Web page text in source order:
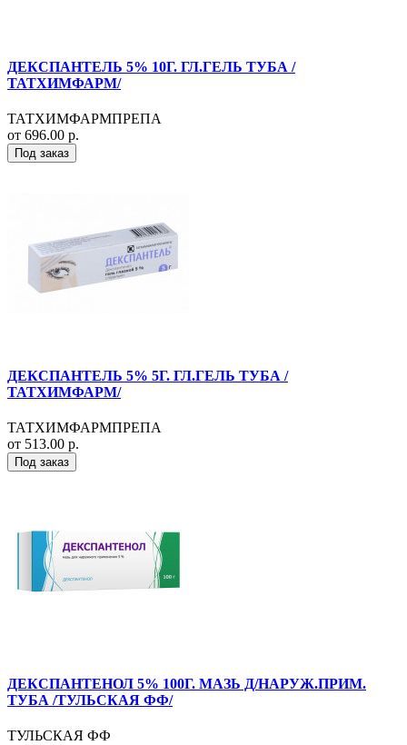
ДЕКСПАНТЕЛЬ 5% 10Г. ГЛ.ГЕЛЬ ТУБА /
ТАТХИМФАРМ/
ТАТХИМФАРМПРЕПА
от 696.00 р.
Под заказ
ДЕКСПАНТЕЛЬ 5% 5Г. ГЛ.ГЕЛЬ ТУБА /
ТАТХИМФАРМ/
ТАТХИМФАРМПРЕПА
от 513.00 р.
Под заказ
ДЕКСПАНТЕНОЛ 5% 100Г. МАЗЬ Д/НАРУЖ.ПРИМ.
ТУБА /ТУЛЬСКАЯ ФФ/
ТУЛЬСКАЯ ФФ